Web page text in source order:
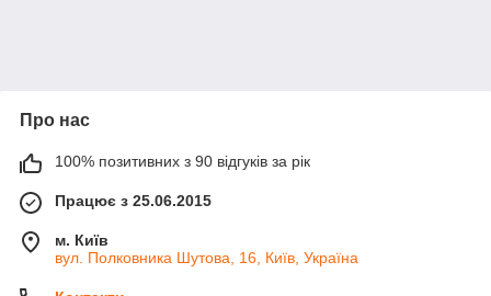
Про нас
100% позитивних з 90 відгуків за рік
Працює з 25.06.2015
м. Київ
вул. Полковника Шутова, 16, Київ, Україна